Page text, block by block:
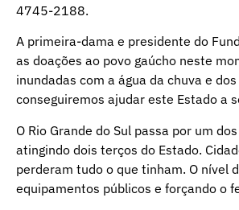
4745-2188.
A primeira-dama e presidente do
as doações ao povo gaúcho neste
inundadas com a água da chuva e
conseguiremos ajudar este Estado a
O Rio Grande do Sul passa por um
atingindo dois terços do Estado.
perderam tudo o que tinham. O nível
equipamentos públicos e forçando o